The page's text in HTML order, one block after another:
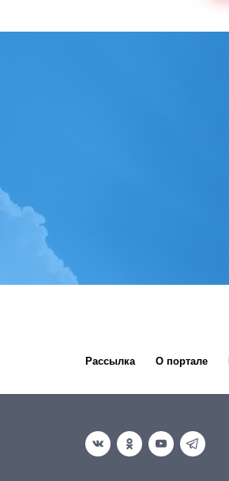
Рассылка О портале